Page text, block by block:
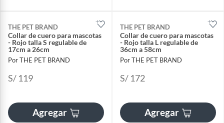
THE PET BRAND
Collar de cuero para mascotas
- Rojo talla S regulable de
17cm a 26cm
Por THE PET BRAND
S/ 119
Agregar
THE PET BRAND
Collar de cuero para mascotas
- Rojo talla L regulable de
36cm a 58cm
Por THE PET BRAND
S/ 172
Agregar